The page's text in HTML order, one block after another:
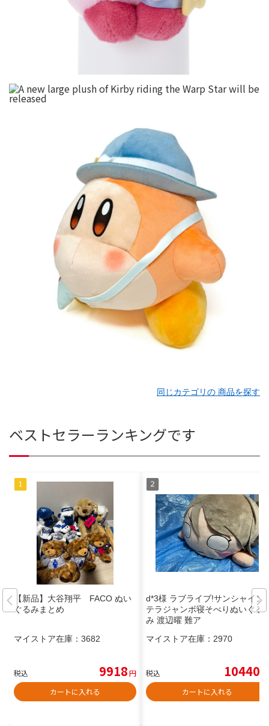
同じカテゴリの 商品を探す
ベストセラーランキングです
【新品】大谷翔平 FACO ぬい
ぐるみまとめ
マイストア在庫： 3682
税込 9918円
カートに入れる
d*3様 ラブライブ!サンシャイン
テラジャンボ寝そべりぬいぐる
み 渡辺曜 難ア
マイストア在庫： 2970
税込 10440
カートに入れる